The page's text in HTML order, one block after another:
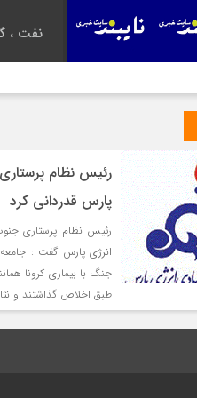
نفت ،
رئیس نظام
پارس قدردانی کرد
رئیس نظام پرستاری
انرژی پارس گفت :
جنگ با بیماری کرونا
طبق اخلاص گذاشتند و